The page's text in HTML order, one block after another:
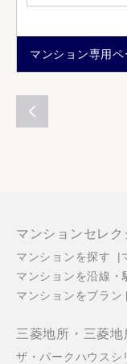
マンション専用ペ
マンションセレ
マンションを探す
マンションを沿線・
マンションをブラン
三菱地所・三菱地
ザ・パークハウスシ